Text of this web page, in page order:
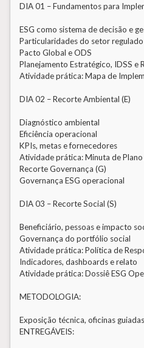
DIA 01 – Fundamentos para
ESG como sistema de decisão e
Particularidades do setor regulado
Pacto Global e ODS
Planejamento Estratégico, IDSS e
Atividade prática: Mapa de
DIA 02 – Recorte Ambiental (E)
Diagnóstico ambiental
Eficiência operacional
KPIs, metas e fornecedores
Atividade prática: Minuta de
Recorte Governança (G)
Governança ESG operacional
DIA 03 – Recorte Social (S)
Beneficiário, pessoas e impacto
Governança do portfólio social
Atividade prática: Política de
Indicadores, dashboards e relato
Atividade prática: Dossiê ESG
METODOLOGIA:
Exposição técnica, oficinas
ENTREGÁVEIS: